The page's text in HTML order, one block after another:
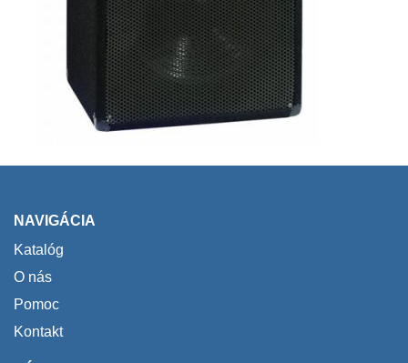
NAVIGÁCIA
Katalóg
O nás
Pomoc
Kontakt